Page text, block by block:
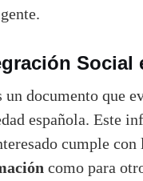
Social
un documento que
española. Este
cumple
como para